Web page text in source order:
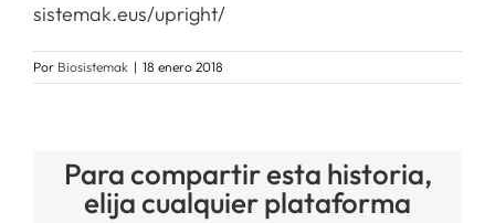
sistemak.eus/upright/
Por Biosistemak | 18 enero 2018
Para compartir esta historia,
elija cualquier plataforma